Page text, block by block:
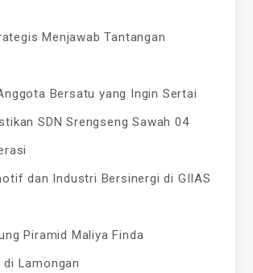
Menjawab Tantangan
Bersatu yang Ingin Sertai
SDN Srengseng Sawah 04
dan Industri Bersinergi di GIIAS
Piramid Maliya Finda
di Lamongan